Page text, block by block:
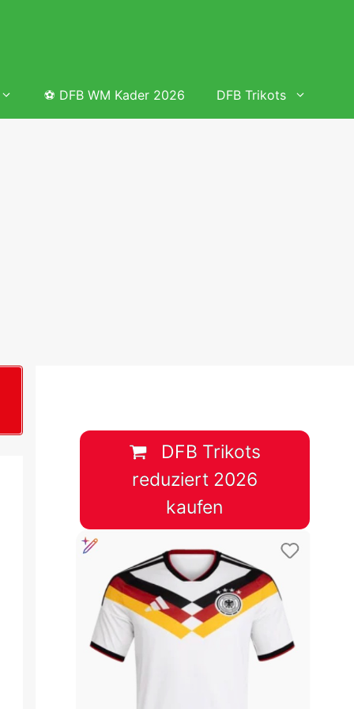
&
&
⚽ DFB WM Kader 2026 DFB Trikots
DFB Trikots
reduziert 2026
kaufen